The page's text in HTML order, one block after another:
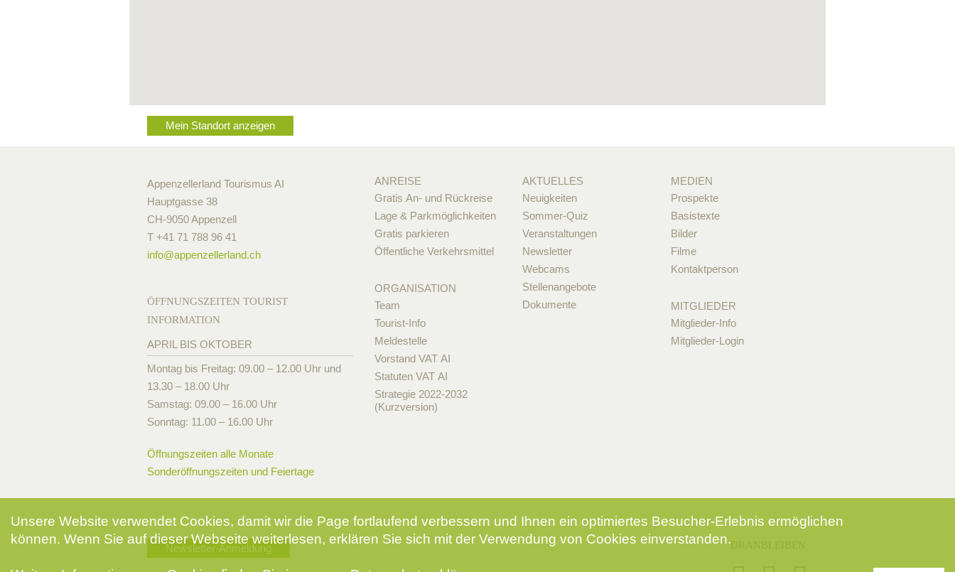
Mein Standort anzeigen
Appenzellerland Tourismus AI
Hauptgasse 38
CH-9050 Appenzell
T +41 71 788 96 41
info@appenzellerland.ch
ÖFFNUNGSZEITEN TOURIST
INFORMATION
APRIL BIS OKTOBER
Montag bis Freitag: 09.00 – 12.00 Uhr und
13.30 – 18.00 Uhr
Samstag: 09.00 – 16.00 Uhr
Sonntag: 11.00 – 16.00 Uhr
Öffnungszeiten alle Monate
Sonderöffnungszeiten und Feiertage
ANREISE
Gratis An- und Rückreise
Lage & Parkmöglichkeiten
Gratis parkieren
Öffentliche Verkehrsmittel
ORGANISATION
Team
Tourist-Info
Meldestelle
Vorstand VAT AI
Statuten VAT AI
Strategie 2022-2032
(Kurzversion)
AKTUELLES
Neuigkeiten
Sommer-Quiz
Veranstaltungen
Newsletter
Webcams
Stellenangebote
Dokumente
MEDIEN
Prospekte
Basistexte
Bilder
Filme
Kontaktperson
MITGLIEDER
Mitglieder-Info
Mitglieder-Login
Newsletter-Anmeldung
Unsere Website verwendet Cookies, damit wir die Page fortlaufend verbessern und Ihnen ein optimiertes Besucher-Erlebnis ermöglichen
können. Wenn Sie auf dieser Webseite weiterlesen, erklären Sie sich mit der Verwendung von Cookies einverstanden.